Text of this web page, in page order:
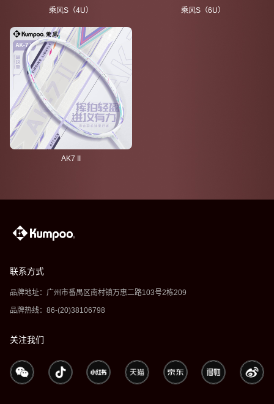
乘风S（4U） 乘风S（6U）
AK7 II
联系方式
品牌地址：广州市番禺区南村镇万惠二路103号2栋209
品牌热线：86-(20)38106798
关注我们